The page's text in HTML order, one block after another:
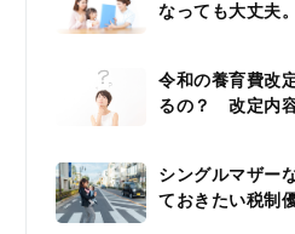
なっても大丈夫
令和の養育費改
るの？ 改定内
シングルマザー
ておきたい税制